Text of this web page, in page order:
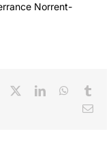
Norrent-
Facebook LinkedInWhatsApp
Email